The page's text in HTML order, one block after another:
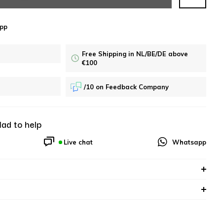
Free Shipping in NL/BE/DE above
€100
/10 on Feedback Company
to help
Live chat Whatsapp